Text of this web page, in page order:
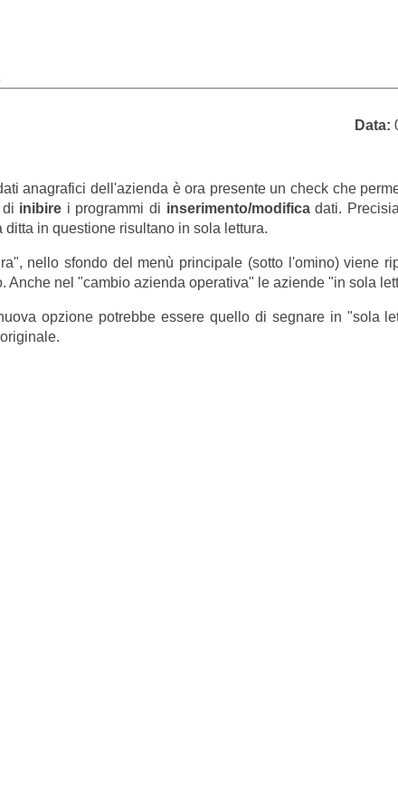
Data:
anagrafici dell'azienda è ora presente un check che
inibire i programmi di inserimento/modificadati.
in questione risultano in sola lettura.
nello sfondo del menù principale (sotto l'omino) viene
Anche nel "cambio azienda operativa" le aziende "in sola
opzione potrebbe essere quello di segnare in "sola